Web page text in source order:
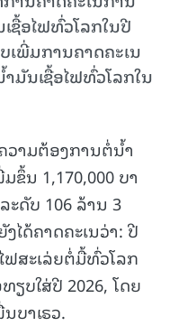
ຊື້ອ​ໄຟ​​ທົ່ວໂລກ​ໃນ​ປີ
ເພີ່ມ​ການ​ຄາດ​ຄະ​ເນ​
ມັນ​ເຊື້ອ​ໄຟທົ່ວໂລກ​ໃນ​
ວາມຕ້ອງການຕໍ່ນ້ຳ
ຂຶ້ນ 1,170,000 ບາ
ະດັບ 106 ລ້ານ 3
ໄດ້ຄາດຄະເນວ່າ: ປີ
ຟສະເລ່ຍຕໍ່ມື້ທົ່ວໂລກ
ຽບໃສ່ປີ 2026, ໂດຍ
ບາເຣວ.